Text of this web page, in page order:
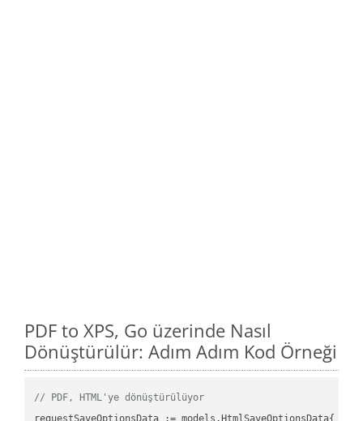
PDF to XPS, Go üzerinde Nasıl
Dönüştürülür: Adım Adım Kod Örneği
// PDF, HTML'ye dönüştürülüyor
requestSaveOptionsData := models.HtmlSaveOptionsData{